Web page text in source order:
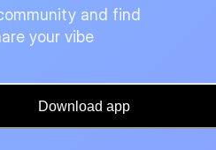
and find
your vibe
Download app